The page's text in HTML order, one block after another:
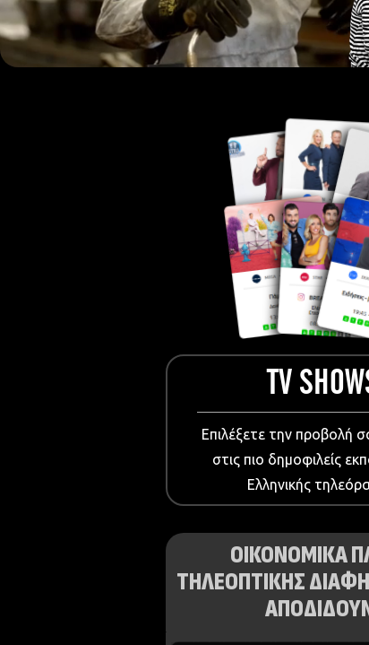
archeological sites & exhibitions
Product presentations
Documentary
Events & Conference
Dissemination material
Medical & Pharmaceutical
VIDEO Projections
Kids content
Media
Visual
TV
Επιλέξετε την προβολή
στις πιο δημοφιλείς
Ελληνικής
ΟΙΚΟΝΟΜΙΚΑ
ΤΗΛΕΟΠΤΙΚΗΣ